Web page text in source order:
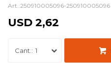
250910005096-250910005096
USD 2,62
1